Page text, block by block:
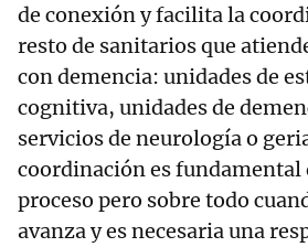
de conexión y facilita la
resto de sanitarios que
con demencia: unidades de
cognitiva, unidades de
servicios de neurología o
coordinación es fundamental
proceso pero sobre todo
avanza y es necesaria una